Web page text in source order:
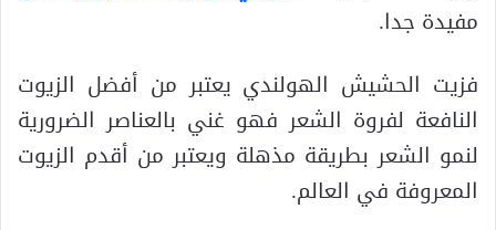
مفيدة جدا.
فزيت الحشيش الهولندي يعتبر من أفضل الزيوت
النافعة لفروة الشعر فهو غني بالعناصر الضرورية
لنمو الشعر بطريقة مذهلة ويعتبر من أقدم الزيوت
المعروفة في العالم.